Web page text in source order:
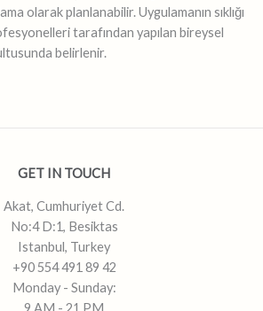
olarak planlanabilir. Uygulamanın sıklığı
tarafından yapılan bireysel
belirlenir.
GET IN TOUCH
Akat, Cumhuriyet Cd.
No:4 D:1, Besiktas
Istanbul, Turkey
+90 554 491 89 42
Monday - Sunday:
9 AM - 21 PM